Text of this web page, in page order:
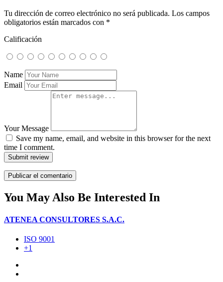
Tu dirección de correo electrónico no será publicada. Los campos
obligatorios están marcados con *
Calificación
Name
Email
Your Message
Save my name, email, and website in this browser for the next
time I comment.
Submit review
You May Also Be Interested In
ATENEA CONSULTORES S.A.C.
ISO 9001
+1